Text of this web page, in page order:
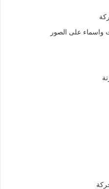
واسماء على الصور